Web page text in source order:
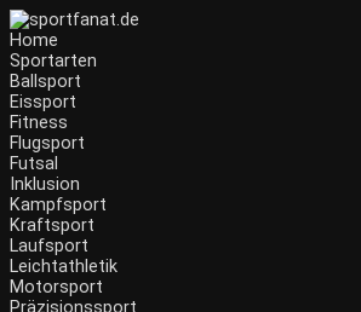
Home
Sportarten
Ballsport
Eissport
Fitness
Flugsport
Futsal
Inklusion
Kampfsport
Kraftsport
Laufsport
Leichtathletik
Motorsport
Präzisionssport